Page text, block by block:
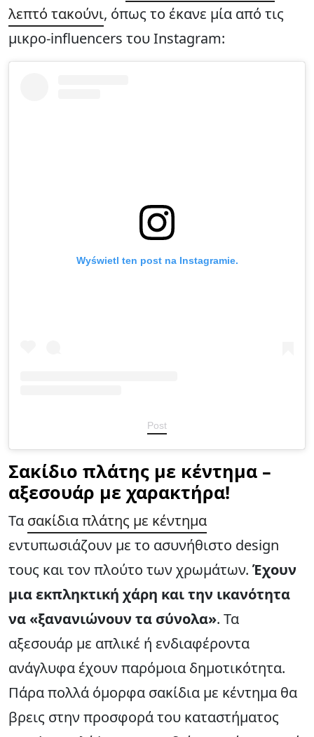
λεπτό τακούνι, όπως το έκανε μία από τις
μικρο-influencers του Instagram:
Wyświetl ten post na Instagramie.
Post
Σακίδιο πλάτης με κέντημα –
αξεσουάρ με χαρακτήρα!
Τα σακίδια πλάτης με κέντημα
εντυπωσιάζουν με το ασυνήθιστο design
τους και τον πλούτο των χρωμάτων. Έχουν
μια εκπληκτική χάρη και την ικανότητα
να «ξανανιώνουν τα σύνολα». Τα
αξεσουάρ με απλικέ ή ενδιαφέροντα
ανάγλυφα έχουν παρόμοια δημοτικότητα.
Πάρα πολλά όμορφα σακίδια με κέντημα θα
βρεις στην προσφορά του καταστήματος